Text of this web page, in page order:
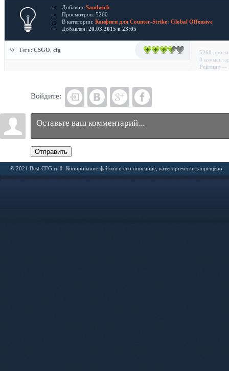
Добавил: Sandwich
Просмотров: 5260
В категории: Конфиги для Counter-Strike: Global Offensive
Добавлен: 20.03.2015 в 23:05
5260
0
Рейтинг —
Теги: CSGO cfg
Войдите:
Отправить
© 2021 Best-CFG.ru Копирование файлов и его описание, категорически запрещено.